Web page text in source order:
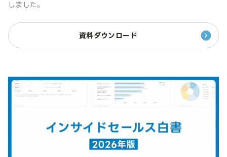
しました。
資料ダウンロード